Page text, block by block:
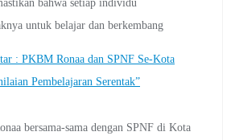
bahwa setiap individu
untuk belajar dan berkembang
: PKBM Ronaa dan SPNF Se-Kota
Pembelajaran Serentak”
bersama-sama dengan SPNF di Kota